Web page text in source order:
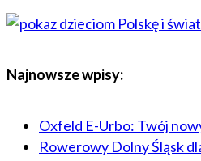
Najnowsze wpisy:
Oxfeld E-Urbo: Twój
Rowerowy Dolny Śląsk